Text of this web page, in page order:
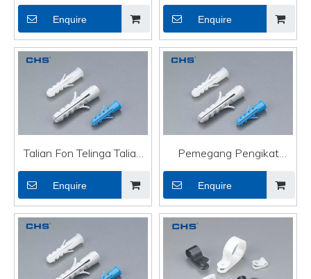
Kabel Berkualiti Tinggi
Nilon Kabel Optik RT-
10×50
Enquire
Fon Telinga Keluli Tahan
Karat Berkualiti Tinggi RT-
08×65
Enquire
Talian Fon Telinga Talian
Fon Telinga Talian Talian
Kabel Berkualiti Tinggi
Plastik RT-08×40
Enquire
Pemegang Pengikat
Kabel Berkualiti Tinggi
Nilon Kabel HDMI RT-
07×35
Enquire